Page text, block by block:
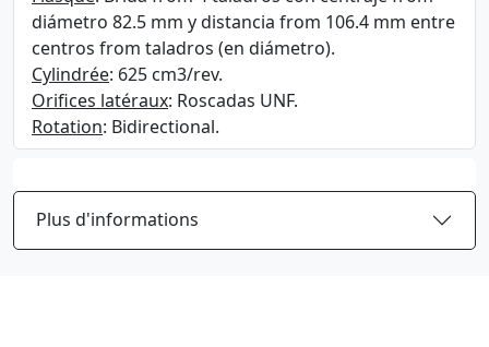
diámetro 82.5 mm y distancia from 106.4 mm entre
centros from taladros (en diámetro).
Cylindrée: 625 cm3/rev.
Orifices latéraux: Roscadas UNF.
Rotation: Bidirectional.
Plus d'informations